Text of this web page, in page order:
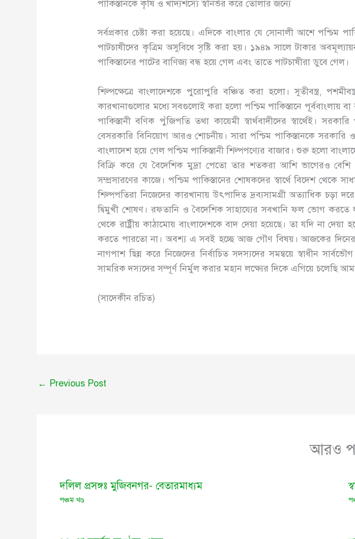
পাকিস্তানকে কৃষি ও খাদ্যশস্যে স্বনির্ভর করে তোলার জন্যে
সর্বপ্রকার চেষ্টা করা হয়েছে। এদিকে বাংলার যে সোনালী আশে পশ্চিম
পাটচাষীদের কৃত্রিম অসুবিধে সৃষ্টি করা হয়। ১৯৪৯ সালে টাকার
পাকিস্তানের পাটের বাণিজ্য বন্ধ হয়ে গেল এবং তাতে পাটচাষীরা ডুবে গেল।
শিল্পক্ষেত্রে বাংলাদেশকে পুরোপুরি বঞ্চিত করা হলো। সুতীবস্ত্র,
কারখানাগুলোর মধ্যে সবগুলোই করা হলো পশ্চিম পাকিস্তানে পূর্ববাংলায়
পাকিস্তানী বণিক পুঁজিপতি তথা কায়েমী স্বার্থবাদীদের স্বার্থেই।
বেসরকারি বিনিয়োগ আরও শোচনীয়। সারা পশ্চিম পাকিস্তানকে
বাংলাদেশ হয়ে গেল পশ্চিম পাকিস্তানী শিল্পপণ্যের বাজার। শুরু হলো
বিক্রি করে যে বৈদেশিক মুদ্রা পেতো তার শতকরা আশি ভাগেরও
সম্প্রসারণের কাজে। পশ্চিম পাকিস্তানের শোষকদের স্বার্থে বিদেশ থেকে
শিল্পপতিরা নিজেদের কারখানায় উৎপাদিত দ্রব্যসামগ্রী অত্যাধিক চড়া
দ্বিমুখী শোষণ। রফতানি ও বৈদেশিক সাহায্যের সবখানি ফল ভোগ করতে
থেকে রাষ্ট্রীয় কাঠামোয় বাংলাদেশকে বাদ দেয়া হয়েছে। তা যদি না
করতে পারতো না। অবশ্য এ সবই হচ্ছে আজ গৌণ বিষয়। আজকের দিনের
নাগপাশ ছিন্ন করে নিজেদের নির্বাচিত সদস্যদের সমন্বয়ে স্বাধীন
সামরিক দস্যদের সম্পূর্ণ নির্মুল করার মহান লক্ষ্যের দিকে এগিয়ে চলেছি
(সাদেকীন রচিত)
← Previous Post
আরও
দলিল প্রসঙ্গঃ মুজিবনগর- বেতারমাধ্যম
পঞ্চম খণ্ড